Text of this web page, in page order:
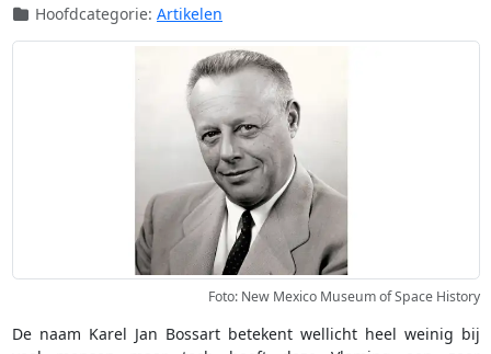
Hoofdcategorie: Artikelen
Foto: New Mexico Museum of Space History
De naam Karel Jan Bossart betekent wellicht heel weinig bij